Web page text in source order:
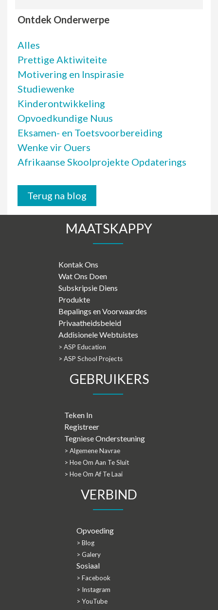
Ontdek Onderwerpe
Alles
Prettige Aktiwiteite
Motivering en Inspirasie
Studiewenke
Kinderontwikkeling
Opvoedkundige Nuus
Eksamen- en Toetsvoorbereiding
Wenke vir Ouers
Afrikaanse Skoolprojekte Opdaterings
Terug na blog
MAATSKAPPY
Kontak Ons
Wat Ons Doen
Subskripsie Diens
Produkte
Bepalings en Voorwaardes
Privaatheidsbeleid
Addisionele Webtuistes
> ASP Education
> ASP School Projects
GEBRUIKERS
Teken In
Registreer
Tegniese Ondersteuning
> Algemene Navrae
> Hoe Om Aan Te Sluit
> Hoe Om Af Te Laai
VERBIND
Opvoeding
> Blog
> Galery
Sosiaal
> Facebook
> Instagram
> YouTube